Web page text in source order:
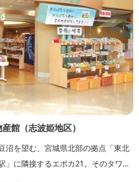
館（志波姫地区）
沼を望む、宮城県北部の拠点「東北
」に隣接するエポカ21。そのタワー